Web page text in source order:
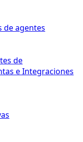
de agentes
de
e Integraciones